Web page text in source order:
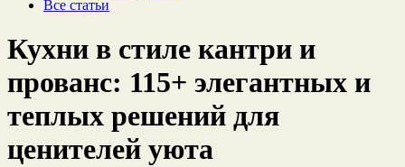
Все статьи
Кухни в стиле кантри и
прованс: 115+ элегантных и
теплых решений для
ценителей уюта